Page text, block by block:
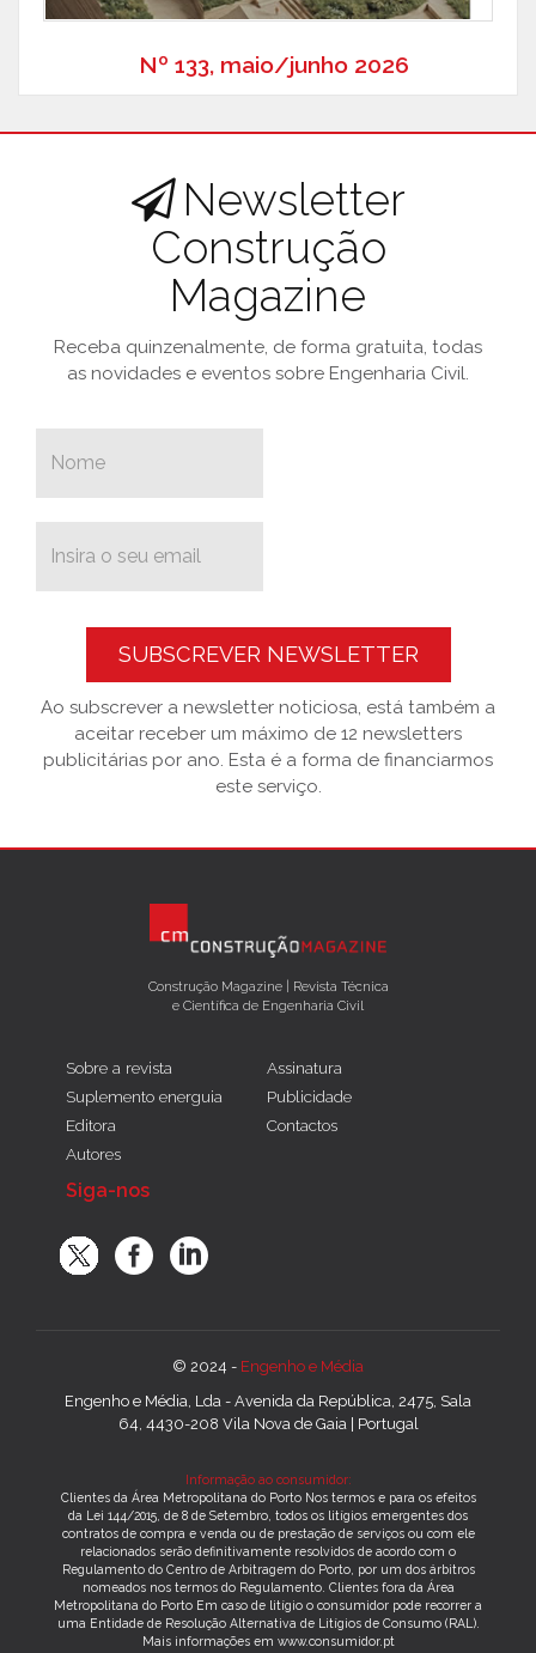
Nº 133, maio/junho 2026
Newsletter
Construção
Magazine
Receba quinzenalmente, de forma gratuita, todas
as novidades e eventos sobre Engenharia Civil.
SUBSCREVER NEWSLETTER
Ao subscrever a newsletter noticiosa, está também a
aceitar receber um máximo de 12 newsletters
publicitárias por ano. Esta é a forma de financiarmos
este serviço.
Construção Magazine | Revista Técnica
e Científica de Engenharia Civil
Sobre a revista
Suplemento energuia
Editora
Autores
Assinatura
Publicidade
Contactos
Siga-nos
© 2024 - Engenho e Média
Engenho e Média, Lda - Avenida da República, 2475, Sala
64, 4430-208 Vila Nova de Gaia | Portugal
Informação ao consumidor:
Clientes da Área Metropolitana do Porto Nos termos e para os efeitos
da Lei 144/2015, de 8 de Setembro, todos os litígios emergentes dos
contratos de compra e venda ou de prestação de serviços ou com ele
relacionados serão definitivamente resolvidos de acordo com o
Regulamento do Centro de Arbitragem do Porto, por um dos árbitros
nomeados nos termos do Regulamento. Clientes fora da Área
Metropolitana do Porto Em caso de litígio o consumidor pode recorrer a
uma Entidade de Resolução Alternativa de Litígios de Consumo (RAL).
Mais informações em www.consumidor.pt